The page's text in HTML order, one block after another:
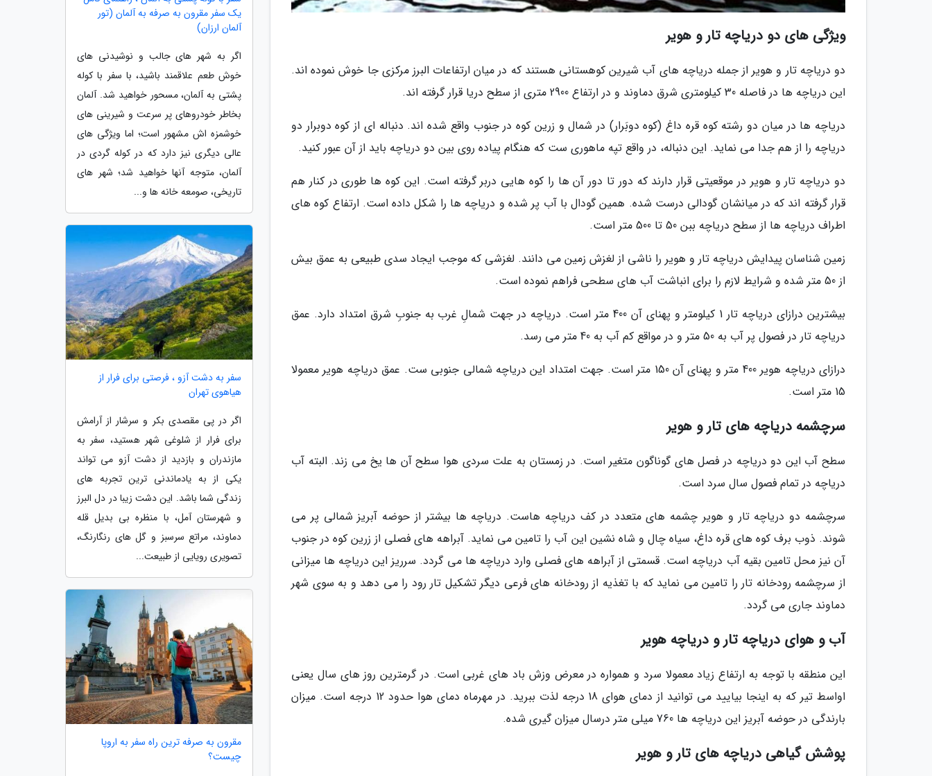
ویژگی های دو دریاچه تار و هویر
دو دریاچه تار و هویر از جمله دریاچه های آب شیرین کوهستانی هستند که در میان ارتفاعات البرز مرکزی جا خوش نموده اند.
این دریاچه ها در فاصله 30 کیلومتری شرق دماوند و در ارتفاع 2900 متری از سطح دریا قرار گرفته اند.
دریاچه ها در میان دو رشته کوه قره داغ (کوه دوبَرار) در شمال و زرین کوه در جنوب واقع شده اند. دنباله ای از کوه دوبرار دو
دریاچه را از هم جدا می نماید. این دنباله، در واقع تپه ماهوری ست که هنگام پیاده روی بین دو دریاچه باید از آن عبور کنید.
دو دریاچه تار و هویر در موقعیتی قرار دارند که دور تا دور آن ها را کوه هایی دربر گرفته است. این کوه ها طوری در کنار هم
قرار گرفته اند که در میانشان گودالی درست شده. همین گودال با آب پر شده و دریاچه ها را شکل داده است. ارتفاع کوه های
اطراف دریاچه ها از سطح دریاچه ببن 50 تا 500 متر است.
زمین شناسان پیدایش دریاچه تار و هویر را ناشی از لغزش زمین می دانند. لغزشی که موجب ایجاد سدی طبیعی به عمق بیش
از 50 متر شده و شرایط لازم را برای انباشت آب های سطحی فراهم نموده است.
بیشترین درازای دریاچه تار 1 کیلومتر و پهنای آن 400 متر است. دریاچه در جهت شمالِ غرب به جنوبِ شرق امتداد دارد. عمق
دریاچه تار در فصول پر آب به 50 متر و در مواقع کم آب به 40 متر می رسد.
درازای دریاچه هویر 400 متر و پهنای آن 150 متر است. جهت امتداد این دریاچه شمالی جنوبی ست. عمق دریاچه هویر معمولا
15 متر است.
سرچشمه دریاچه های تار و هویر
سطح آب این دو دریاچه در فصل های گوناگون متغیر است. در زمستان به علت سردی هوا سطح آن ها یخ می زند. البته آب
دریاچه در تمام فصول سال سرد است.
سرچشمه دو دریاچه تار و هویر چشمه های متعدد در کف دریاچه هاست. دریاچه ها بیشتر از حوضه آبریز شمالی پر می
شوند. ذوب برف کوه های قره داغ، سیاه چال و شاه نشین این آب را تامین می نماید. آبراهه های فصلی از زرین کوه در جنوب
آن نیز محل تامین بقیه آب دریاچه است. قسمتی از آبراهه های فصلی وارد دریاچه ها می گردد. سرریز این دریاچه ها میزانی
از سرچشمه رودخانه تار را تامین می نماید که با تغذیه از رودخانه های فرعی دیگر تشکیل تار رود را می دهد و به سوی شهر
دماوند جاری می گردد.
آب و هوای دریاچه تار و دریاچه هویر
این منطقه با توجه به ارتفاع زیاد معمولا سرد و همواره در معرض وزش باد های غربی است. در گرمترین روز های سال یعنی
اواسط تیر که به اینجا بیایید می توانید از دمای هوای 18 درجه لذت ببرید. در مهرماه دمای هوا حدود 12 درجه است. میزان
بارندگی در حوضه آبریز این دریاچه ها 760 میلی متر درسال میزان گیری شده.
پوشش گیاهی دریاچه های تار و هویر
یک سفر مقرون به صرفه به آلمان (تور
آلمان ارزان)
اگر به شهر های جالب و نوشیدنی های
خوش طعم علاقمند باشید، با سفر با کوله
پشتی به آلمان، مسحور خواهید شد. آلمان
بخاطر خودروهای پر سرعت و شیرینی های
خوشمزه اش مشهور است؛ اما ویژگی های
عالی دیگری نیز دارد که در کوله گردی در
آلمان، متوجه آنها خواهید شد؛ شهر های
تاریخی، صومعه خانه ها و...
سفر به دشت آزو ، فرصتی برای فرار از
هیاهوی تهران
اگر در پی مقصدی بکر و سرشار از آرامش
برای فرار از شلوغی شهر هستید، سفر به
مازندران و بازدید از دشت آزو می تواند
یکی از به یادماندنی ترین تجربه های
زندگی شما باشد. این دشت زیبا در دل البرز
و شهرستان آمل، با منظره بی بدیل قله
دماوند، مراتع سرسبز و گل های رنگارنگ،
تصویری رویایی از طبیعت...
مقرون به صرفه ترین راه سفر به اروپا
چیست؟